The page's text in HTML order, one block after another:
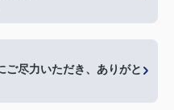
ご尽力いただき、ありがと